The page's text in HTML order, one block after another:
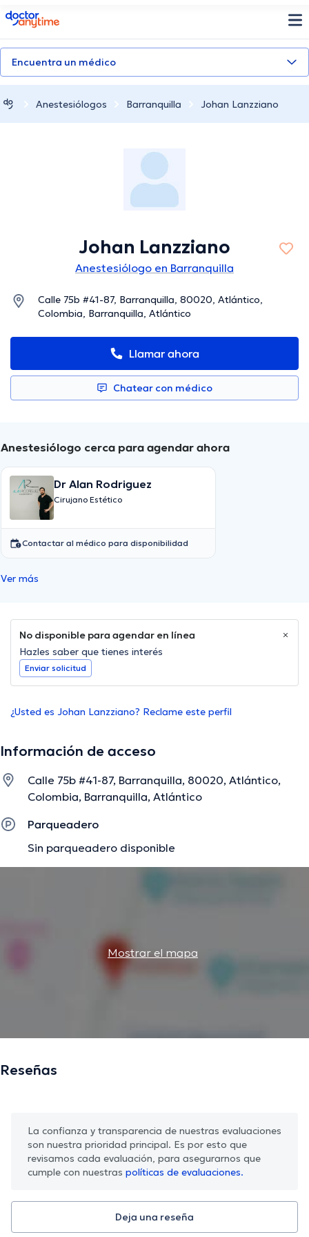
doctoranytime
Encuentra un médico
Anestesiólogos Barranquilla Johan Lanzziano
Johan Lanzziano
Anestesiólogo en Barranquilla
Calle 75b #41-87, Barranquilla, 80020, Atlántico,
Colombia, Barranquilla, Atlántico
Llamar ahora
Chatear con médico
Anestesiólogo cerca para agendar ahora
Dr Alan Rodriguez
Cirujano Estético
Contactar al médico para disponibilidad
Ver más
No disponible para agendar en línea
Hazles saber que tienes interés
Enviar solicitud
¿Usted es Johan Lanzziano? Reclame este perfil
Información de acceso
Calle 75b #41-87, Barranquilla, 80020, Atlántico,
Colombia, Barranquilla, Atlántico
Parqueadero
Sin parqueadero disponible
Mostrar el mapa
Reseñas
La confianza y transparencia de nuestras evaluaciones
son nuestra prioridad principal. Es por esto que
revisamos cada evaluación, para asegurarnos que
cumple con nuestras políticas de evaluaciones.
Deja una reseña